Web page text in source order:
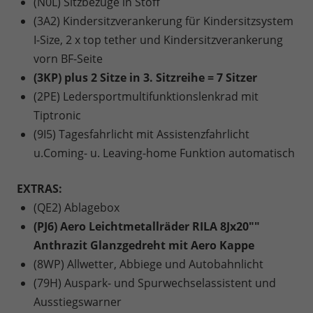
(3A2) Kindersitzverankerung für Kindersitzsystem
I-Size, 2 x top tether und Kindersitzverankerung
vorn BF-Seite
(3KP) plus 2 Sitze in 3. Sitzreihe = 7 Sitzer
(2PE) Ledersportmultifunktionslenkrad mit
Tiptronic
(9I5) Tagesfahrlicht mit Assistenzfahrlicht
u.Coming- u. Leaving-home Funktion automatisch
EXTRAS:
(QE2) Ablagebox
(PJ6) Aero Leichtmetallräder RILA 8Jx20""
Anthrazit Glanzgedreht mit Aero Kappe
(8WP) Allwetter, Abbiege und Autobahnlicht
(79H) Auspark- und Spurwechselassistent und
Ausstiegswarner